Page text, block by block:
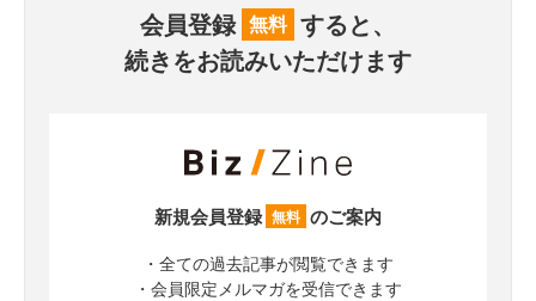
会員登録 無料 すると、
続きをお読みいただけます
新規会員登録 無料 のご案内
・全ての過去記事が閲覧できます
・会員限定メルマガを受信できます